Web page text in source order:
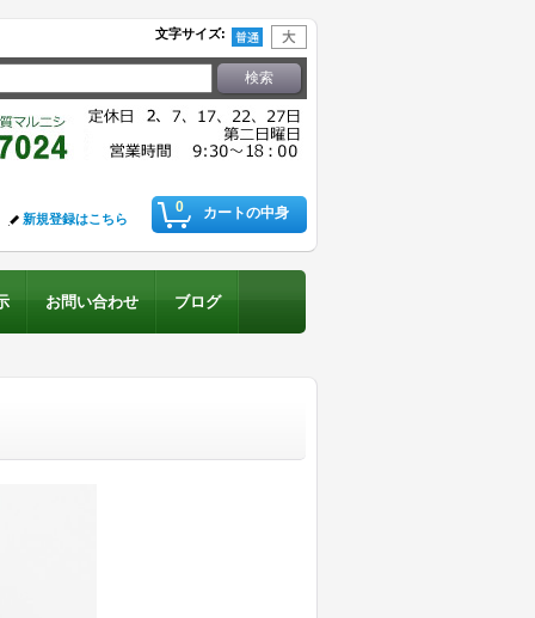
文字サイズ:
0 カートの中身
新規登録はこちら
お問い合わせ ブログ